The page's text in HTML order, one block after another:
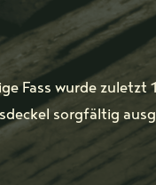
Fass wurde zuletzt
sorgfältig